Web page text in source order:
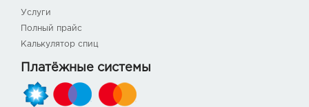
Услуги
Полный прайс
Калькулятор спиц
Платёжные системы